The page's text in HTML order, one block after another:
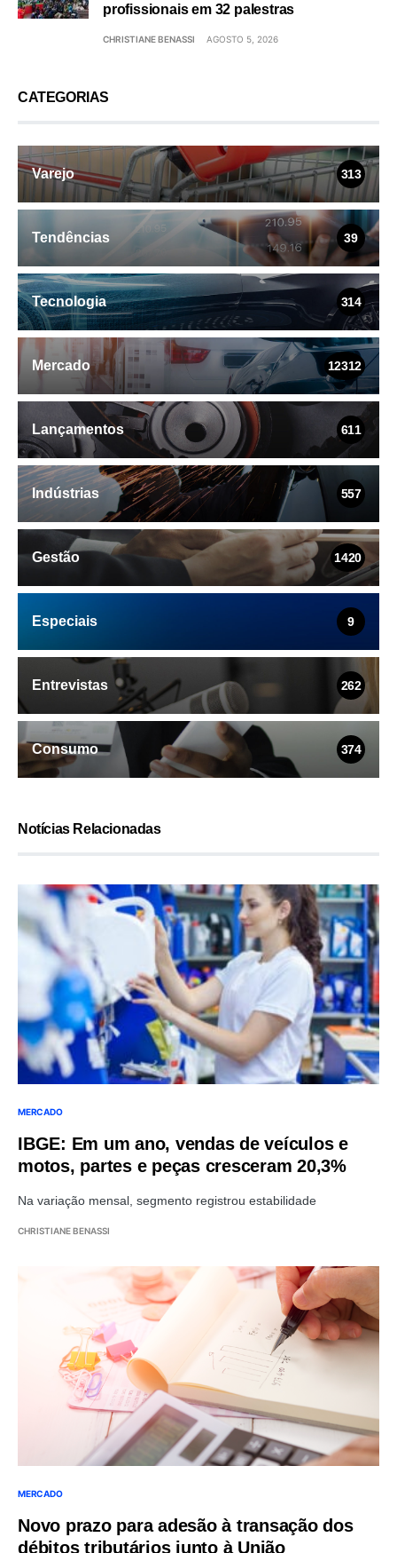
profissionais em 32 palestras
CHRISTIANE BENASSI AGOSTO 5, 2026
CATEGORIAS
Varejo 313
Tendências 39
Tecnologia 314
Mercado 12312
Lançamentos 611
Indústrias 557
Gestão 1420
Especiais 9
Entrevistas 262
Consumo 374
Notícias Relacionadas
MERCADO
IBGE: Em um ano, vendas de veículos e
motos, partes e peças cresceram 20,3%
Na variação mensal, segmento registrou estabilidade
CHRISTIANE BENASSI
MERCADO
Novo prazo para adesão à transação dos
débitos tributários junto à União